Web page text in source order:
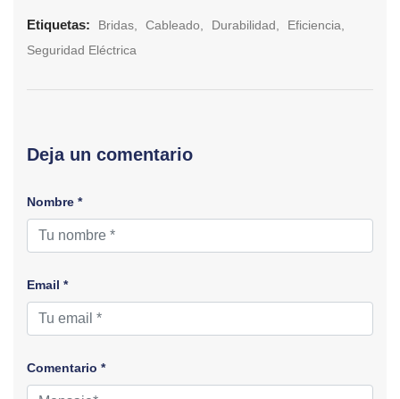
Etiquetas: Bridas Cableado Durabilidad
Eficiencia
Seguridad Eléctrica
Deja un comentario
Nombre *
Email *
Comentario *